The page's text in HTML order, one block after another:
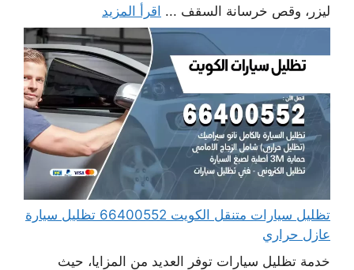
ليزر، وقص خرسانة السقف ... اقرأ المزيد
تظليل سيارات متنقل الكويت 66400552 تظليل سيارة
عازل حراري
خدمة تظليل سيارات توفر العديد من المزايا، حيث